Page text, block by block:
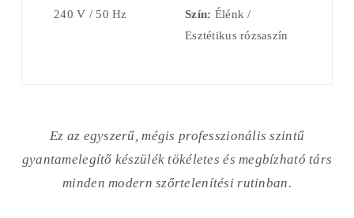
240 V / 50 Hz
Szín: Élénk /
Esztétikus rózsaszín
Ez az egyszerű, mégis professzionális szintű
gyantamelegítő készülék tökéletes és megbízható társ
minden modern szőrtelenítési rutinban.